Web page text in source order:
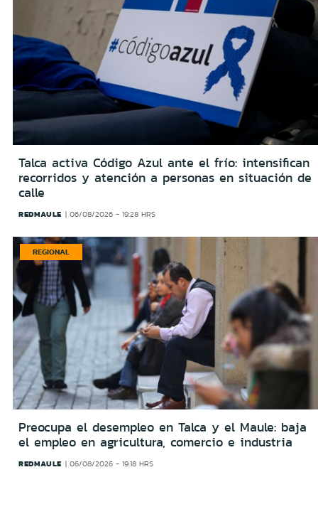
Talca activa Código Azul ante el frío: intensifican
recorridos y atención a personas en situación de
calle
REDMAULE 06/08/2026 - 19:28 HRS
REGIONAL
Preocupa el desempleo en Talca y el Maule: baja
el empleo en agricultura, comercio e industria
REDMAULE 06/08/2026 - 19:18 HRS